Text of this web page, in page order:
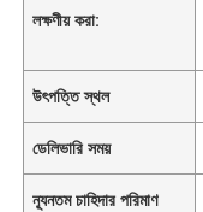
লক্ষণীয় করা:
উৎপত্তি স্থল
ডেলিভারি সময়
ন্যূনতম চাহিদার পরিমাণ